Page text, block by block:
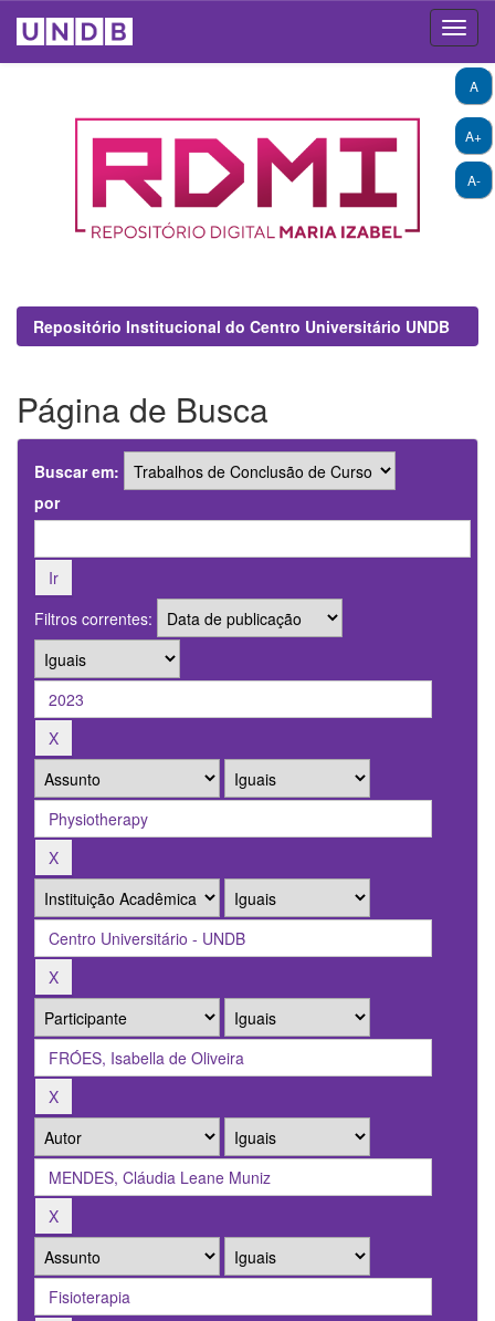
A+
A-
A
Repositório Institucional do Centro Universitário UNDB
Página de Busca
Buscar em:
por
Filtros correntes: